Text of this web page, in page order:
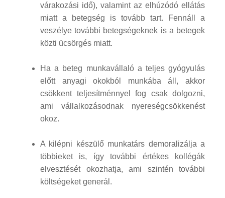
várakozási idő), valamint az elhúzódó ellátás
miatt a betegség is tovább tart. Fennáll a
veszélye további betegségeknek is a betegek
közti ücsörgés miatt.
Ha a beteg munkavállaló a teljes gyógyulás
előtt anyagi okokból munkába áll, akkor
csökkent teljesítménnyel fog csak dolgozni,
ami vállalkozásodnak nyereségcsökkenést
okoz.
A kilépni készülő munkatárs demoralizálja a
többieket is, így további értékes kollégák
elvesztését okozhatja, ami szintén további
költségeket generál.